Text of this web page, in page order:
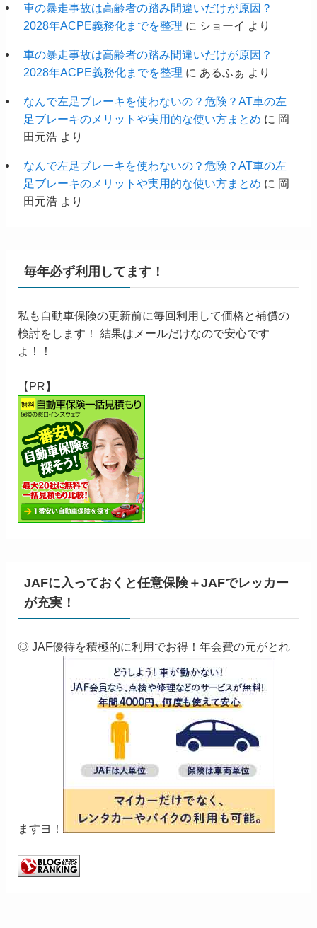
車の暴走事故は高齢者の踏み間違いだけが原因？
2028年ACPE義務化までを整理 に ショーイ より
車の暴走事故は高齢者の踏み間違いだけが原因？
2028年ACPE義務化までを整理 に あるふぁ より
なんで左足ブレーキを使わないの？危険？AT車の左
足ブレーキのメリットや実用的な使い方まとめ に 岡
田元浩より
なんで左足ブレーキを使わないの？危険？AT車の左
足ブレーキのメリットや実用的な使い方まとめ に 岡
田元浩より
毎年必ず利用してます！
私も自動車保険の更新前に毎回利用して価格と補償の
検討をします！ 結果はメールだけなので安心です
よ！！
【PR】
JAFに入っておくと任意保険＋JAFでレッカー
が充実！
◎ JAF優待を積極的に利用でお得！年会費の元がとれ
ますヨ！